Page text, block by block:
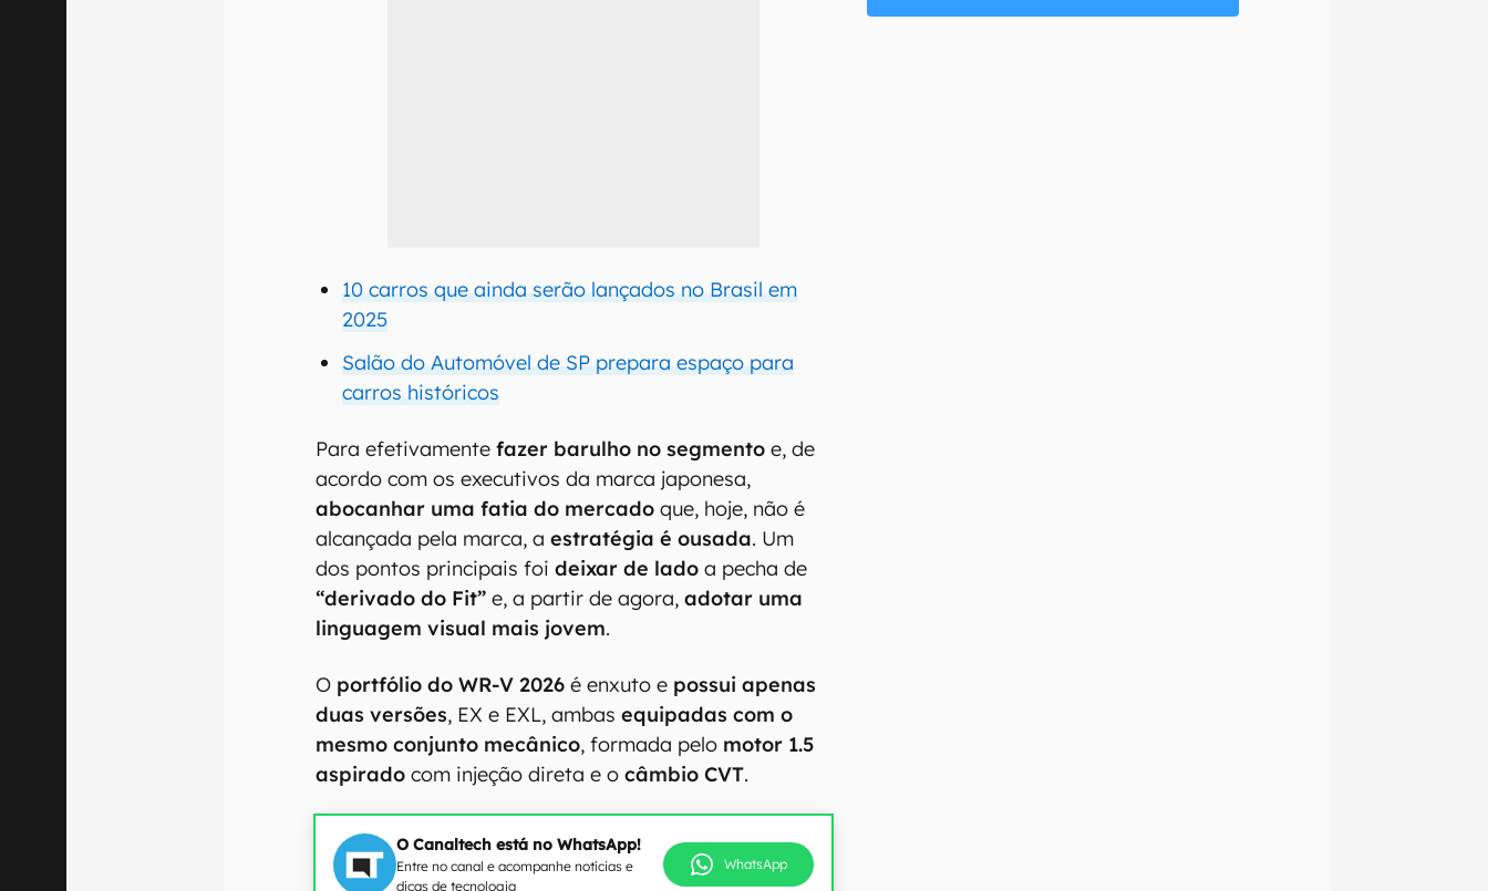
10 carros que ainda serão lançados no Brasil em
2025
Salão do Automóvel de SP prepara espaço para
carros históricos
Para efetivamentefazer barulho no segmento e, de
acordo com os executivos da marca japonesa,
abocanhar uma fatia do mercado que, hoje, não é
alcançada pela marca, aestratégia é ousada. Um
dos pontos principais foideixar de lado a pecha de
“derivado do Fit” e, a partir de agora,adotar uma
linguagem visual mais jovem.
O portfólio do WR-V 2026 é enxuto e possui apenas
duas versões, EX e EXL, ambasequipadas com o
mesmo conjunto mecânico, formada pelo motor 1.5
aspirado com injeção direta e o câmbio CVT.
O Canaltech está no WhatsApp!
Entre no canal e acompanhe notícias e
dicas de tecnologia
WhatsApp